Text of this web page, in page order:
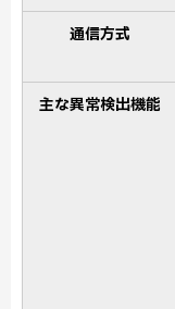
通信方式
主な異常検出機能